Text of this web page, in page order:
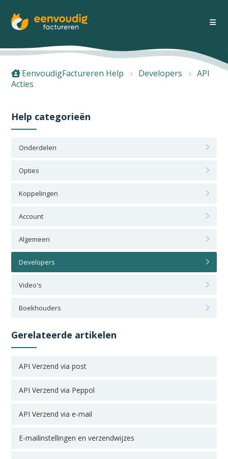
EenvoudigFactureren Help Developers
API
Acties
Help categorieën
Onderdelen
Opties
Koppelingen
Account
Algemeen
Developers
Video's
Boekhouders
Gerelateerde artikelen
API Verzend via post
API Verzend via Peppol
API Verzend via e-mail
E-mailinstellingen en verzendwijzes